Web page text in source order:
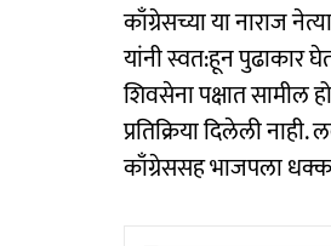
काँग्रेसच्या या नाराज
यांनी स्वत:हून पुढाकार
शिवसेना पक्षात सामील
प्रतिक्रिया दिलेली
काँग्रेससह भाजपला